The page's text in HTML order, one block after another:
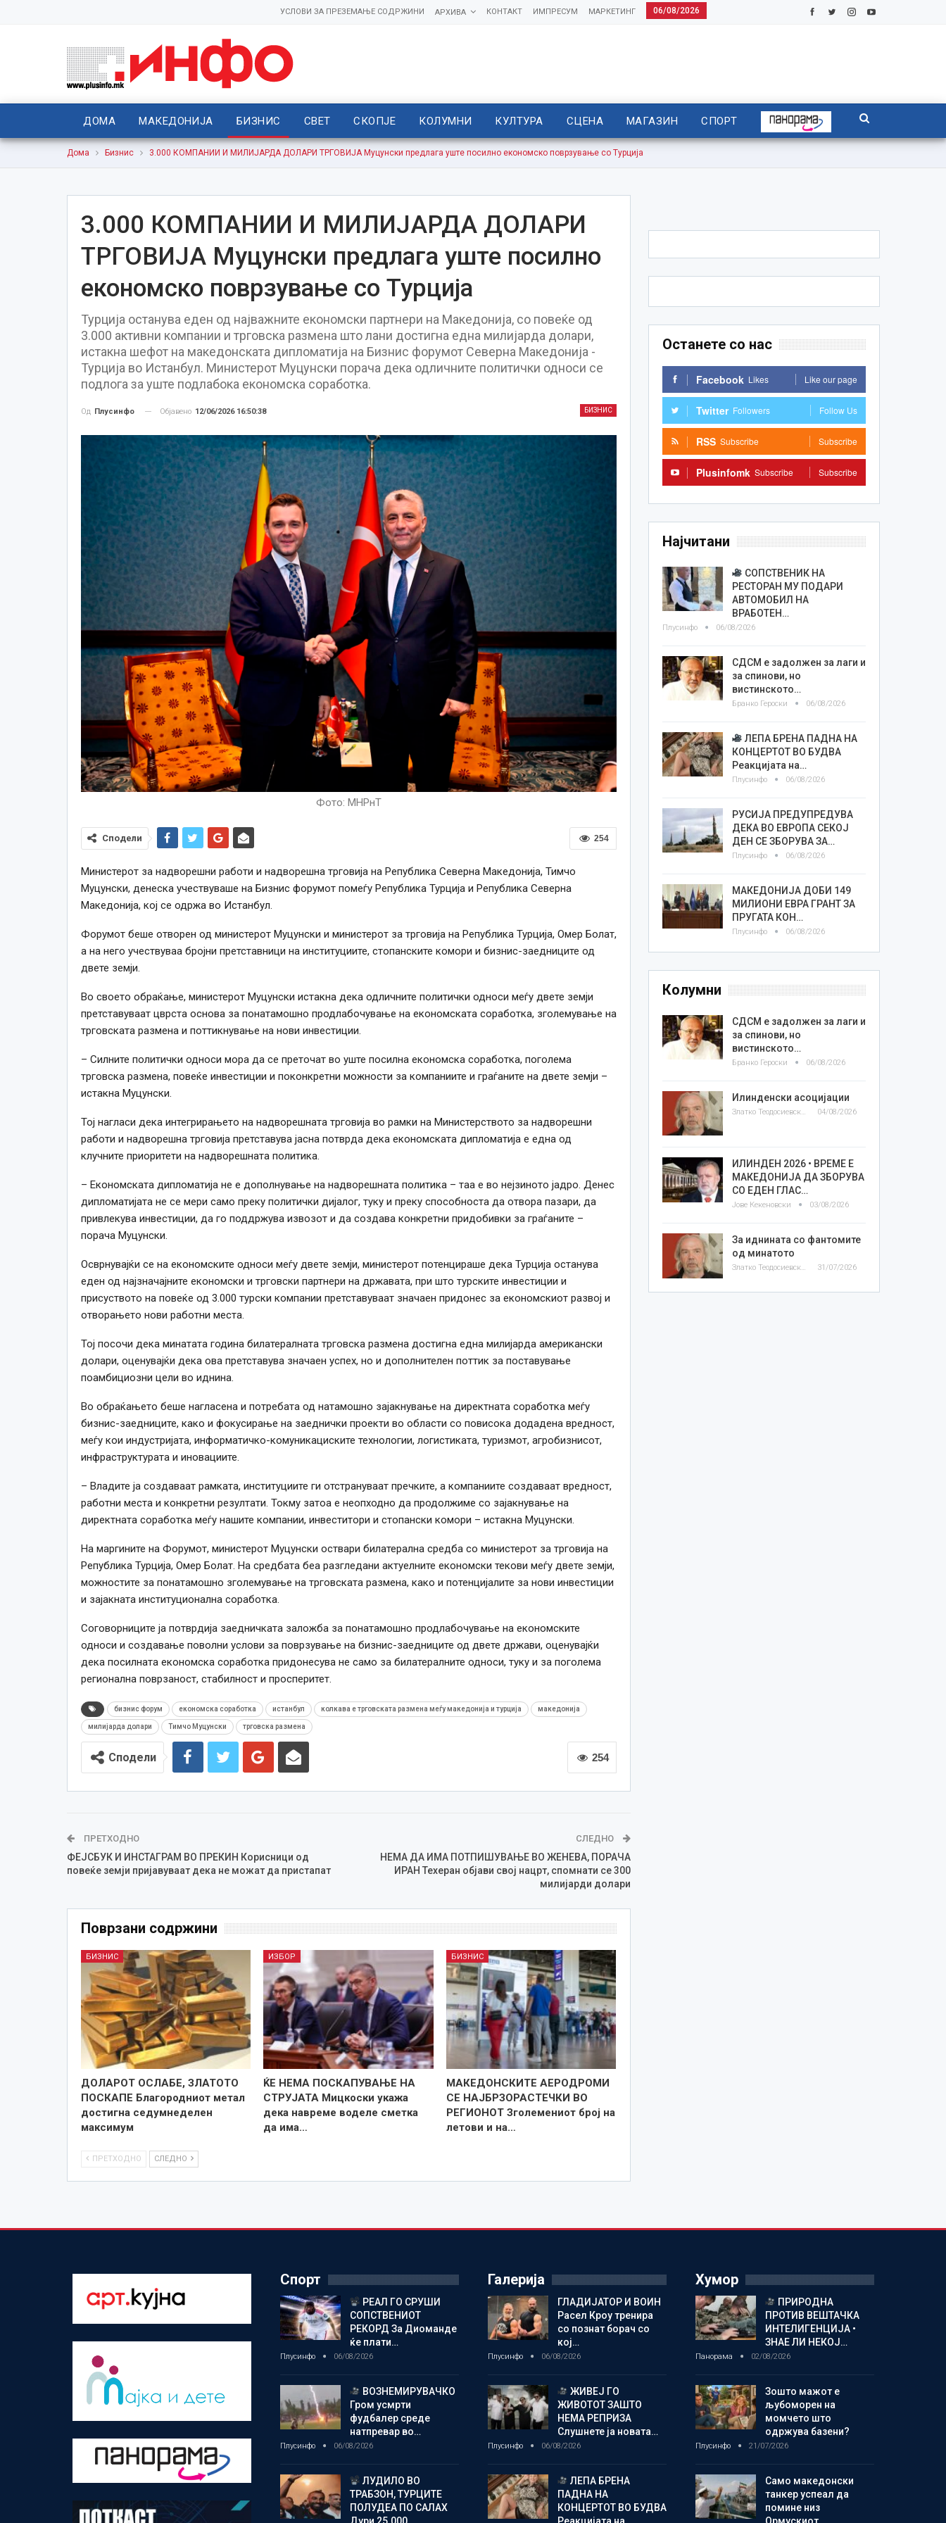
06/08/2026
МАРКЕТИНГ
ИМПРЕСУМ
КОНТАКТ
АРХИВА
УСЛОВИ ЗА ПРЕЗЕМАЊЕ СОДРЖИНИ
ДОМА МАКЕДОНИЈА БИЗНИС СВЕТ СКОПЈЕ КОЛУМНИ КУЛТУРА СЦЕНА МАГАЗИН СПОРТ
Дома Бизнис 3.000 КОМПАНИИ И МИЛИЈАРДА ДОЛАРИ ТРГОВИЈА Муцунски предлага уште посилно економско поврзување со Турција
3.000 КОМПАНИИ И МИЛИЈАРДА ДОЛАРИ
ТРГОВИЈА Муцунски предлага уште посилно
економско поврзување со Турција
Турција останува еден од најважните економски партнери на Македонија, со повеќе од
3.000 активни компании и трговска размена што лани достигна една милијарда долари,
истакна шефот на македонската дипломатија на Бизнис форумот Северна Македонија -
Турција во Истанбул. Министерот Муцунски порача дека одличните политички односи се
подлога за уште подлабока економска соработка.
БИЗНИС
Од Плусинфо Објавено 12/06/2026 16:50:38
Фото: МНРнТ
254
Сподели
Министерот за надворешни работи и надворешна трговија на Република Северна Македонија, Тимчо
Муцунски, денеска учествуваше на Бизнис форумот помеѓу Република Турција и Република Северна
Македонија, кој се одржа во Истанбул.
Форумот беше отворен од министерот Муцунски и министерот за трговија на Република Турција, Омер Болат,
а на него учествуваа бројни претставници на институциите, стопанските комори и бизнис-заедниците од
двете земји.
Во своето обраќање, министерот Муцунски истакна дека одличните политички односи меѓу двете земји
претставуваат цврста основа за понатамошно продлабочување на економската соработка, зголемување на
трговската размена и поттикнување на нови инвестиции.
– Силните политички односи мора да се преточат во уште посилна економска соработка, поголема
трговска размена, повеќе инвестиции и поконкретни можности за компаниите и граѓаните на двете земји –
истакна Муцунски.
Тој нагласи дека интегрирањето на надворешната трговија во рамки на Министерството за надворешни
работи и надворешна трговија претставува јасна потврда дека економската дипломатија е една од
клучните приоритети на надворешната политика.
– Економската дипломатија не е дополнување на надворешната политика – таа е во нејзиното јадро. Денес
дипломатијата не се мери само преку политички дијалог, туку и преку способноста да отвора пазари, да
привлекува инвестиции, да го поддржува извозот и да создава конкретни придобивки за граѓаните –
порача Муцунски.
Осврнувајќи се на економските односи меѓу двете земји, министерот потенцираше дека Турција останува
еден од најзначајните економски и трговски партнери на државата, при што турските инвестиции и
присуството на повеќе од 3.000 турски компании претставуваат значаен придонес за економскиот развој и
отворањето нови работни места.
Тој посочи дека минатата година билатералната трговска размена достигна една милијарда американски
долари, оценувајќи дека ова претставува значаен успех, но и дополнителен поттик за поставување
поамбициозни цели во иднина.
Во обраќањето беше нагласена и потребата од натамошно зајакнување на директната соработка меѓу
бизнис-заедниците, како и фокусирање на заеднички проекти во области со повисока додадена вредност,
меѓу кои индустријата, информатичко-комуникациските технологии, логистиката, туризмот, агробизнисот,
инфраструктурата и иновациите.
– Владите ја создаваат рамката, институциите ги отстрануваат пречките, а компаниите создаваат вредност,
работни места и конкретни резултати. Токму затоа е неопходно да продолжиме со зајакнување на
директната соработка меѓу нашите компании, инвеститори и стопански комори – истакна Муцунски.
На маргините на Форумот, министерот Муцунски оствари билатерална средба со министерот за трговија на
Република Турција, Омер Болат. На средбата беа разгледани актуелните економски текови меѓу двете земји,
можностите за понатамошно зголемување на трговската размена, како и потенцијалите за нови инвестиции
и зајакната институционална соработка.
Соговорниците ја потврдија заедничката заложба за понатамошно продлабочување на економските
односи и создавање поволни услови за поврзување на бизнис-заедниците од двете држави, оценувајќи
дека посилната економска соработка придонесува не само за билатералните односи, туку и за поголема
регионална поврзаност, стабилност и просперитет.
бизнис форум економска соработка истанбул колкава е трговската размена меѓу македонија и турција македонија
милијарда долари Тимчо Муцунски трговска размена
254
Сподели
ПРЕТХОДНО
ФЕЈСБУК И ИНСТАГРАМ ВО ПРЕКИН Корисници од
повеќе земји пријавуваат дека не можат да пристапат
СЛЕДНО
НЕМА ДА ИМА ПОТПИШУВАЊЕ ВО ЖЕНЕВА, ПОРАЧА
ИРАН Техеран објави свој нацрт, спомнати се 300
милијарди долари
Поврзани содржини
БИЗНИС
ДОЛАРОТ ОСЛАБЕ, ЗЛАТОТО
ПОСКАПЕ Благородниот метал
достигна седумнеделен
максимум
ИЗБОР
ЌЕ НЕМА ПОСКАПУВАЊЕ НА
СТРУЈАТА Мицкоски укажа
дека навреме воделе сметка
да има…
БИЗНИС
МАКЕДОНСКИТЕ АЕРОДРОМИ
СЕ НАЈБРЗОРАСТЕЧКИ ВО
РЕГИОНОТ Зголемениот број на
летови и на…
ПРЕТХОДНО СЛЕДНО
Останете со нас
Facebook Likes Like our page
Twitter Followers Follow Us
RSS Subscribe Subscribe
Plusinfomk Subscribe Subscribe
Најчитани
СОПСТВЕНИК НА
РЕСТОРАН МУ ПОДАРИ
АВТОМОБИЛ НА
ВРАБОТЕН…
Плусинфо 06/08/2026
СДСМ е задолжен за лаги и
за спинови, но
вистинското…
Бранко Героски 06/08/2026
ЛЕПА БРЕНА ПАДНА НА
КОНЦЕРТОТ ВО БУДВА
Реакцијата на…
Плусинфо 06/08/2026
РУСИЈА ПРЕДУПРЕДУВА
ДЕКА ВО ЕВРОПА СЕКОЈ
ДЕН СЕ ЗБОРУВА ЗА…
Плусинфо 06/08/2026
МАКЕДОНИЈА ДОБИ 149
МИЛИОНИ ЕВРА ГРАНТ ЗА
ПРУГАТА КОН…
Плусинфо 06/08/2026
Колумни
СДСМ е задолжен за лаги и
за спинови, но
вистинското…
Бранко Героски 06/08/2026
Илинденски асоцијации
Златко Теодосиевски 04/08/2026
ИЛИНДЕН 2026 • ВРЕМЕ Е
МАКЕДОНИЈА ДА ЗБОРУВА
СО ЕДЕН ГЛАС…
Јове Кекеновски 03/08/2026
За иднината со фантомите
од минатото
Златко Теодосиевски 31/07/2026
Спорт
РЕАЛ ГО СРУШИ
СОПСТВЕНИОТ
РЕКОРД За Диоманде
ќе плати…
Плусинфо 06/08/2026
ВОЗНЕМИРУВАЧКО
Гром усмрти
фудбалер среде
натпревар во…
Плусинфо 06/08/2026
ЛУДИЛО ВО
ТРАБЗОН, ТУРЦИТЕ
ПОЛУДЕА ПО САЛАХ
Дури 25.000…
Галерија
ГЛАДИЈАТОР И ВОИН
Расел Кроу тренира
со познат борач со
кој…
Плусинфо 06/08/2026
ЖИВЕЈ ГО
ЖИВОТОТ ЗАШТО
НЕМА РЕПРИЗА
Слушнете ја новата…
Плусинфо 06/08/2026
ЛЕПА БРЕНА
ПАДНА НА
КОНЦЕРТОТ ВО БУДВА
Реакцијата на…
Хумор
ПРИРОДНА
ПРОТИВ ВЕШТАЧКА
ИНТЕЛИГЕНЦИЈА •
ЗНАЕ ЛИ НЕКОЈ…
Панорама 02/08/2026
Зошто мажот е
љубоморен на
момчето што
одржува базени?
Плусинфо 21/07/2026
Само македонски
танкер успеал да
помине низ
Ормускиот…